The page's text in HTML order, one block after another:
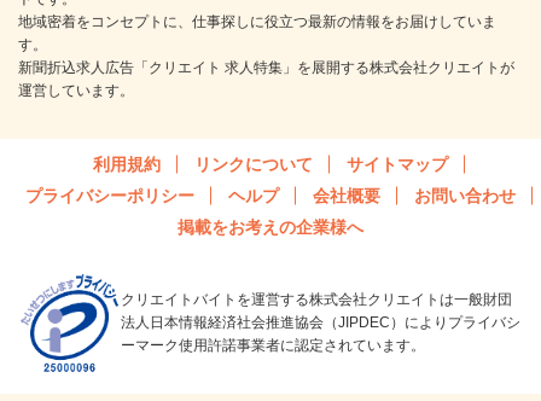
地域密着をコンセプトに、仕事探しに役立つ最新の情報をお届けしていま
す。
新聞折込求人広告「クリエイト 求人特集」を展開する株式会社クリエイトが
運営しています。
利用規約 リンクについて
サイトマップ
プライバシーポリシー
ヘルプ 会社概要
お問い合わせ
掲載をお考えの企業様へ
クリエイトバイトを運営する株式会社クリエイトは一般財団
法人日本情報経済社会推進協会（JIPDEC）によりプライバシ
ーマーク使用許諾事業者に認定されています。